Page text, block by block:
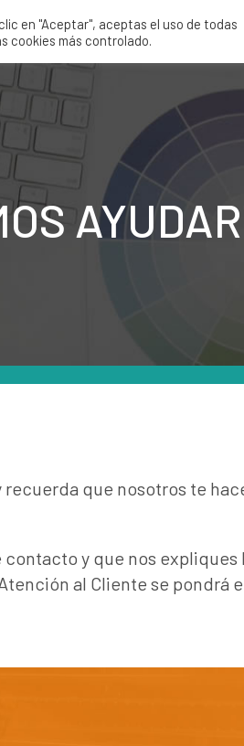
Nosotros Tienda
que nosotros te
y que nos expliques
al Cliente se pondrá
en "Aceptar", aceptas el uso de todas
cookies más controlado.